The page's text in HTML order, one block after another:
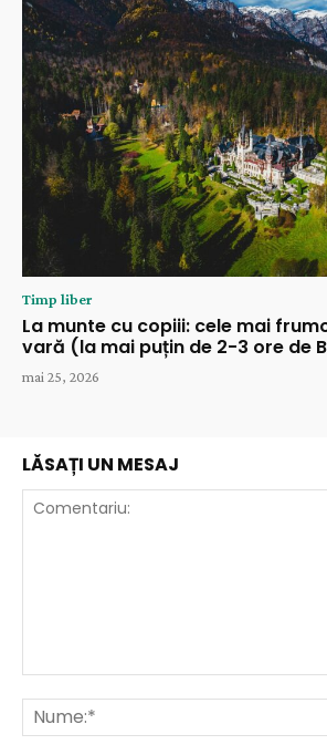
Timp liber
La munte cu copiii: cele mai
vară (la mai puțin de 2-3 ore de
mai 25, 2026
LĂSAȚI UN MESAJ